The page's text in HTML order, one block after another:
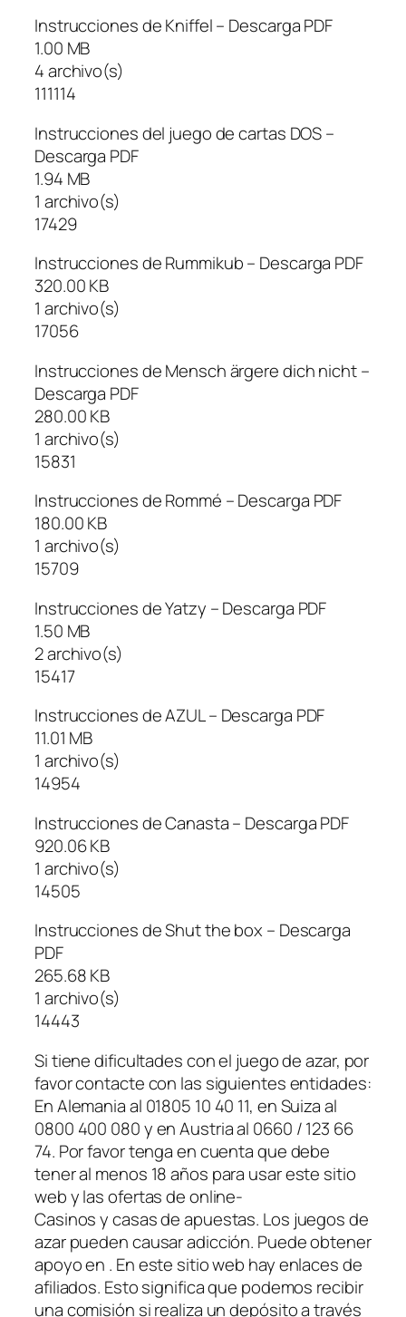
Instrucciones de Kniffel – Descarga PDF
1.00 MB
4 archivo(s)
111114
Instrucciones del juego de cartas DOS –
Descarga PDF
1.94 MB
1 archivo(s)
17429
Instrucciones de Rummikub – Descarga PDF
320.00 KB
1 archivo(s)
17056
Instrucciones de Mensch ärgere dich nicht –
Descarga PDF
280.00 KB
1 archivo(s)
15831
Instrucciones de Rommé – Descarga PDF
180.00 KB
1 archivo(s)
15709
Instrucciones de Yatzy – Descarga PDF
1.50 MB
2 archivo(s)
15417
Instrucciones de AZUL – Descarga PDF
11.01 MB
1 archivo(s)
14954
Instrucciones de Canasta – Descarga PDF
920.06 KB
1 archivo(s)
14505
Instrucciones de Shut the box – Descarga
PDF
265.68 KB
1 archivo(s)
14443
Si tiene dificultades con el juego de azar, por
favor contacte con las siguientes entidades:
En Alemania al 01805 10 40 11, en Suiza al
0800 400 080 y en Austria al 0660 / 123 66
74. Por favor tenga en cuenta que debe
tener al menos 18 años para usar este sitio
web y las ofertas de online-
Casinos y casas de apuestas. Los juegos de
azar pueden causar adicción. Puede obtener
apoyo en . En este sitio web hay enlaces de
afiliados. Esto significa que podemos recibir
una comisión si realiza un depósito a través